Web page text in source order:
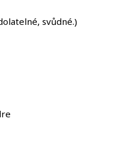
svůdné.)